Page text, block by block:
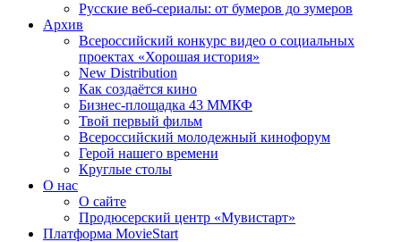
Русские веб-сериалы: от бумеров до зумеров
Архив
Всероссийский конкурс видео о социальных
проектах «Хорошая история»
New Distribution
Как создаётся кино
Бизнес-площадка 43 ММКФ
Твой первый фильм
Всероссийский молодежный кинофорум
Герой нашего времени
Круглые столы
О нас
О сайте
Продюсерский центр «Мувистарт»
Платформа MovieStart